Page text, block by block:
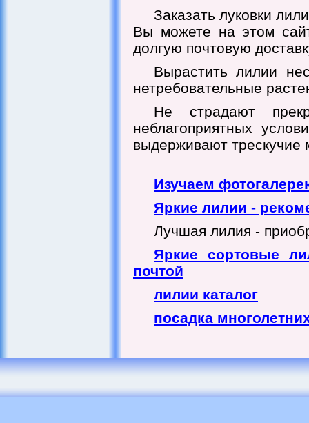
Заказать луковки
Вы можете на этом
долгую почтовую
Вырастить лилии
нетребовательные
Не страдают
неблагоприятных
выдерживают трескучие
Изучаем
Яркие лилии -
Лучшая лилия -
Яркие сортовые
почтой
лилии каталог
посадка